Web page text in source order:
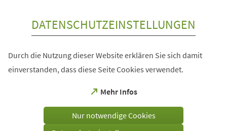
DATENSCHUTZEINSTELLUNGEN
Durch die Nutzung dieser Website erklären Sie sich damit
einverstanden, dass diese Seite Cookies verwendet.
Mehr Infos
(Öffnet
einem
Nur notwendige Cookies